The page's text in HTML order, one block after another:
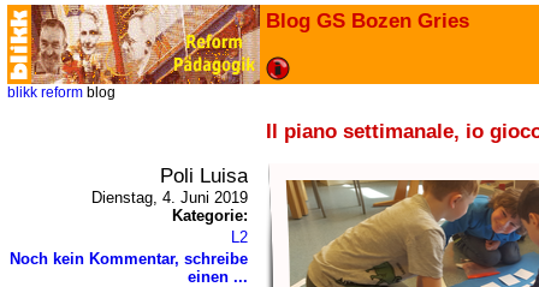
Blog GS Bozen Gries
blikk reform blog
Il piano settimanale, io
Poli Luisa
Dienstag, 4. Juni 2019
Kategorie:
L2
Noch kein Kommentar, schreibe
einen ...